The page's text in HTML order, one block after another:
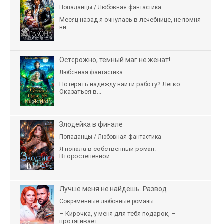
Попаданцы / Любовная фантастика
Месяц назад я очнулась в лечебнице, не помня
ни...
Осторожно, темный маг не женат!
Любовная фантастика
Потерять надежду найти работу? Легко.
Оказаться в...
Злодейка в финале
Попаданцы / Любовная фантастика
Я попала в собственный роман.
Второстепенной...
Лучше меня не найдешь. Развод
Современные любовные романы
– Кирочка, у меня для тебя подарок, –
протягивает...